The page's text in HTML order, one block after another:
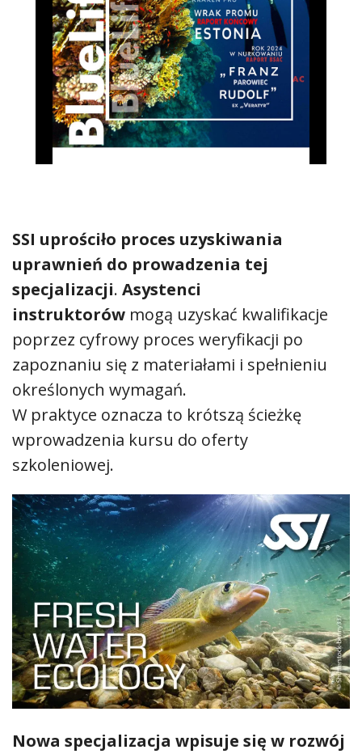
SSI uprościło proces uzyskiwania
uprawnień do prowadzenia tej
specjalizacji. Asystenci
instruktorów mogą uzyskać kwalifikacje
poprzez cyfrowy proces weryfikacji po
zapoznaniu się z materiałami i spełnieniu
określonych wymagań.
W praktyce oznacza to krótszą ścieżkę
wprowadzenia kursu do oferty
szkoleniowej.
Nowa specjalizacja wpisuje się w rozwój